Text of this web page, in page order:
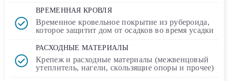
ВРЕМЕННАЯ КРОВЛЯ
Временное кровельное покрытие из рубероида,
которое защитит дом от осадков во время усадки
РАСХОДНЫЕ МАТЕРИАЛЫ
Крепеж и расходные материалы (межвенцовый
утеплитель, нагели, скользящие опоры и прочее)